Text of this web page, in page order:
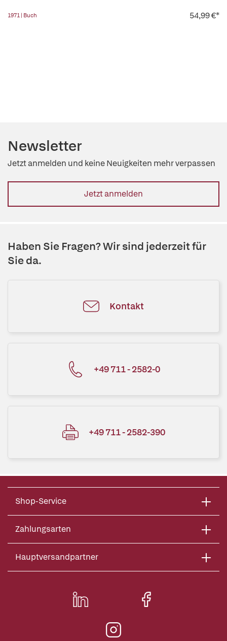
1971 | Buch 54,99 €*
Newsletter
Jetzt anmelden und keine Neuigkeiten mehr verpassen
Jetzt anmelden
Haben Sie Fragen? Wir sind jederzeit für
Sie da.
Kontakt
+49 711 - 2582-0
+49 711 - 2582-390
Shop-Service
Zahlungsarten
Hauptversandpartner